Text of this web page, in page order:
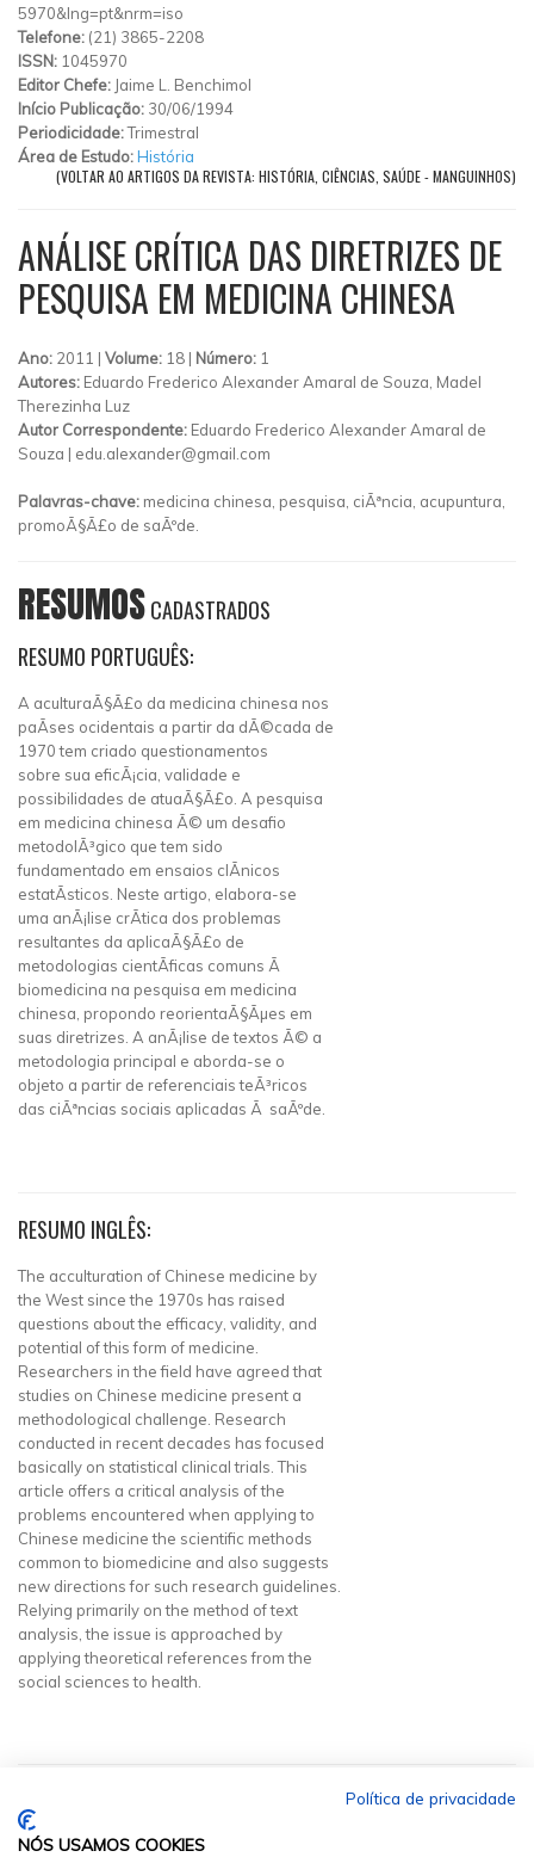
5970&lng=pt&nrm=iso
Telefone: (21) 3865-2208
ISSN: 1045970
Editor Chefe: Jaime L. Benchimol
Início Publicação: 30/06/1994
Periodicidade:Trimestral
Área de Estudo:História
(VOLTAR AO ARTIGOS DA REVISTA: HISTÓRIA, CIÊNCIAS, SAÚDE - MANGUINHOS)
ANÁLISE CRÍTICA DAS DIRETRIZES DE
PESQUISA EM MEDICINA CHINESA
Ano: 2011 | Volume: 18 | Número: 1
Autores: Eduardo Frederico Alexander Amaral de Souza, Madel
Therezinha Luz
Autor Correspondente: Eduardo Frederico Alexander Amaral de
Souza | edu.alexander@gmail.com
Palavras-chave:medicina chinesa, pesquisa, ciÃªncia, acupuntura,
promoÃ§Ã£o de saÃºde.
RESUMOSCADASTRADOS
RESUMO PORTUGUÊS:
A aculturaÃ§Ã£o da medicina chinesa nos
paÃ­ses ocidentais a partir da dÃ©cada de
1970 tem criado questionamentos
sobre sua eficÃ¡cia, validade e
possibilidades de atuaÃ§Ã£o. A pesquisa
em medicina chinesa Ã© um desafio
metodolÃ³gico que tem sido
fundamentado em ensaios clÃ­nicos
estatÃ­sticos. Neste artigo, elabora-se
uma anÃ¡lise crÃ­tica dos problemas
resultantes da aplicaÃ§Ã£o de
metodologias cientÃ­ficas comuns Ã
biomedicina na pesquisa em medicina
chinesa, propondo reorientaÃ§Ãµes em
suas diretrizes. A anÃ¡lise de textos Ã© a
metodologia principal e aborda-se o
objeto a partir de referenciais teÃ³ricos
das ciÃªncias sociais aplicadas Ã saÃºde.
RESUMO INGLÊS:
The acculturation of Chinese medicine by
the West since the 1970s has raised
questions about the efficacy, validity, and
potential of this form of medicine.
Researchers in the field have agreed that
studies on Chinese medicine present a
methodological challenge. Research
conducted in recent decades has focused
basically on statistical clinical trials. This
article offers a critical analysis of the
problems encountered when applying to
Chinese medicine the scientific methods
common to biomedicine and also suggests
new directions for such research guidelines.
Relying primarily on the method of text
analysis, the issue is approached by
applying theoretical references from the
social sciences to health.
Política de privacidade
NÓS USAMOS COOKIES